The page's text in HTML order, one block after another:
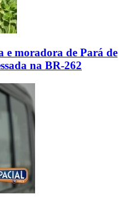
e moradora de Pará de
na BR-262